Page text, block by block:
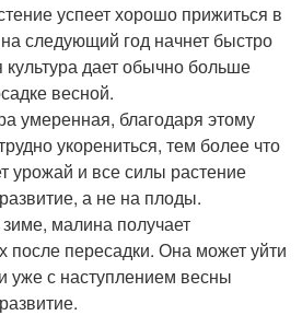
успеет хорошо прижиться в
следующий год начнет быстро
культура дает обычно больше
весной.
умеренная, благодаря этому
укорениться, тем более что
урожай и все силы растение
а не на плоды.
малина получает
после пересадки. Она может уйти
уже с наступлением весны